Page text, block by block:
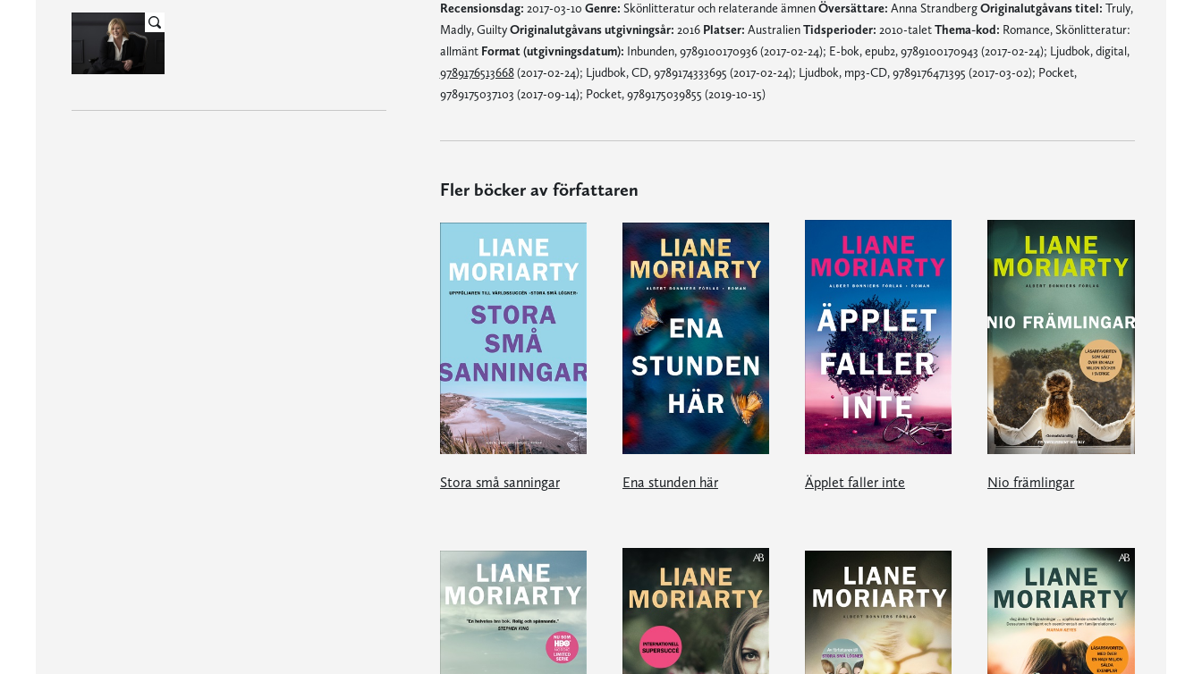
Recensionsdag: 2017-03-10 Genre: Skönlitteratur och relaterande ämnenÖversättare: Anna StrandbergOriginalutgåvans titel: Truly,
Madly, GuiltyOriginalutgåvans utgivningsår: 2016 Platser: AustralienTidsperioder: 2010-taletThema-kod: Romance, Skönlitteratur:
allmänt Format (utgivningsdatum): Inbunden, 9789100170936 (2017-02-24); E-bok, epub2, 9789100170943 (2017-02-24); Ljudbok, digital,
9789176513668(2017-02-24); Ljudbok, CD, 9789174333695 (2017-02-24); Ljudbok, mp3-CD, 9789176471395 (2017-03-02); Pocket,
9789175037103 (2017-09-14); Pocket, 9789175039855 (2019-10-15)
Fler böcker av författaren
Stora små sanningar Ena stunden här Äpplet faller inte Nio främlingar